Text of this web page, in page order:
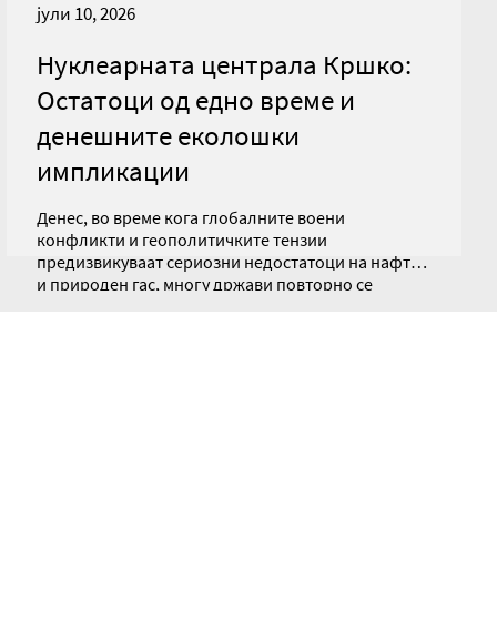
јули 10, 2026
Нуклеарната централа Кршко:
Остатоци од едно време и
денешните еколошки
импликации
Денес, во време кога глобалните воени
конфликти и геополитичките тензии
предизвикуваат сериозни недостатоци на нафта
и природен гас, многу држави повторно се